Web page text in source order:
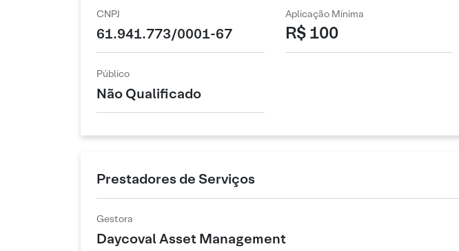
CNPJ
61.941.773/0001-67
Aplicação Mínima
R$ 100
Público
Não Qualificado
Prestadores de Serviços
Gestora
Daycoval Asset Management